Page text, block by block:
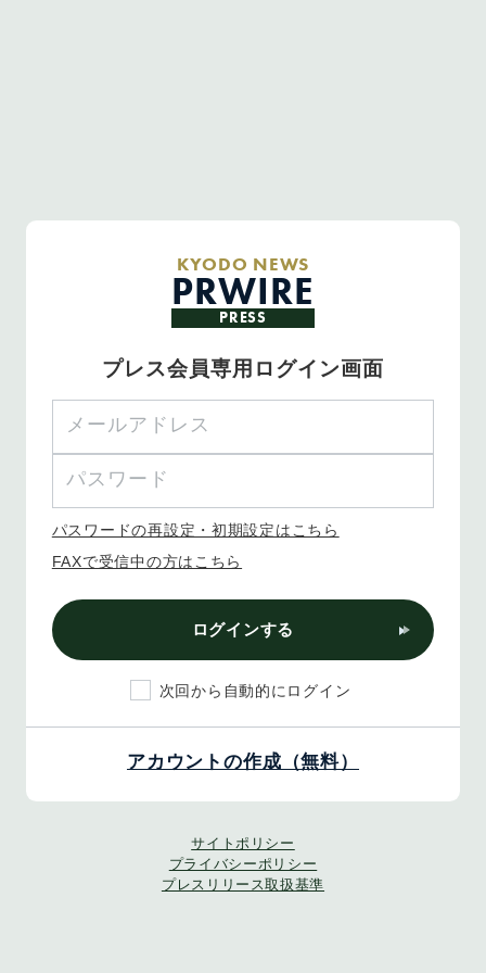
KYODO NEWS
PRWIRE
PRESS
プレス会員専用ログイン画面
パスワードの再設定・初期設定はこちら
FAXで受信中の方はこちら
ログインする
次回から自動的にログイン
アカウントの作成（無料）
サイトポリシー
プライバシーポリシー
プレスリリース取扱基準